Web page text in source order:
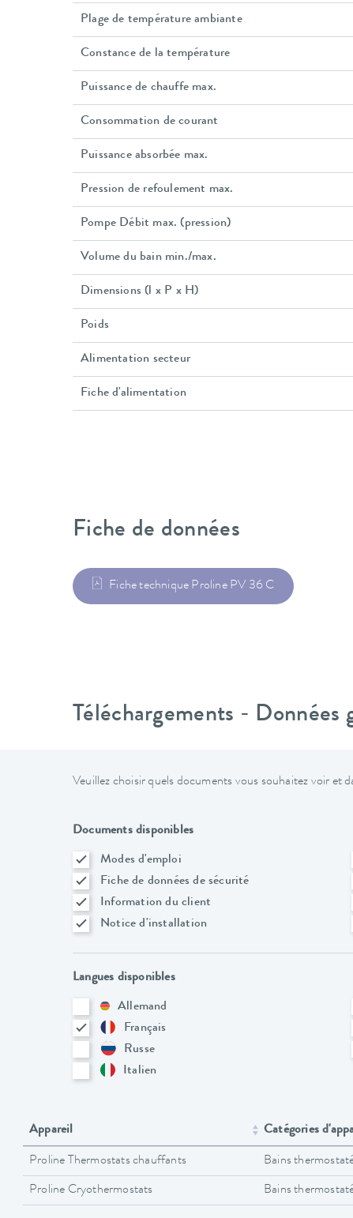
Plage de température ambiante
Constance de la température
Puissance de chauffe max.
Consommation de courant
Puissance absorbée max.
Pression de refoulement max.
Pompe Débit max. (pression)
Volume du bain min./max.
Dimensions (l x P x H)
Poids
Alimentation secteur
Fiche d'alimentation
Fiche de données
Fiche technique Proline PV 36 C
Téléchargements - Données
Veuillez choisir quels documents vous souhaitez voir et
Documents disponibles
Modes d'emploi
Fiche de données de sécurité
Information du client
Notice d'installation
Langues disponibles
Allemand
Français
Russe
Italien
Appareil Catégories
Proline Thermostats chauffants Bains
Proline Cryothermostats Bains